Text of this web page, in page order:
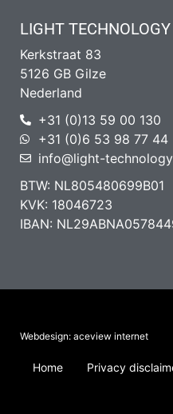
LIGHT
Kerkstraat 83
5126 GB Gilze
Nederland
+31 (0)13 59 00 130
+31 (0)6 53 98 77 44
info@light-
BTW: NL805480699B01
KVK: 18046723
IBAN:
Webdesign: aceview internet
Home Privacy